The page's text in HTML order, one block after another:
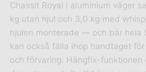
Chassit Royal i aluminium väger
kg utan hjul och 3,0 kg med
hjulen monterade — och bär hela
kan också fälla ihop handtaget
och förvaring. Hängfix-funktionen